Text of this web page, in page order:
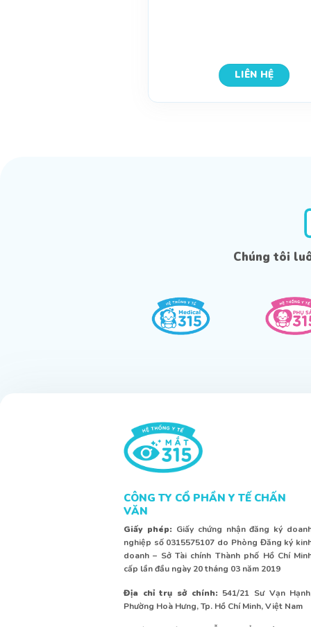
LIÊN HỆ
Chúng tôi
CÔNG TY CỔ PHẦN Y TẾ CHẤN
VĂN
Giấy phép: Giấy chứng nhận đăng ký
nghiệp số 0315575107 do Phòng Đăng ký
doanh – Sở Tài chính Thành phố Hồ Chí
cấp lần đầu ngày 20 tháng 03 năm 2019
Địa chỉ trụ sở chính: 541/21 Sư Vạn
Phường Hoà Hưng, Tp. Hồ Chí Minh, Việt Nam